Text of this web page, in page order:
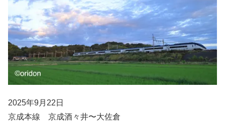
2025年9月22日
京成本線 京成酒々井〜大佐倉